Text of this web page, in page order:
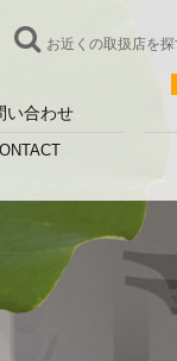
お近くの取扱店を探
い合わせ